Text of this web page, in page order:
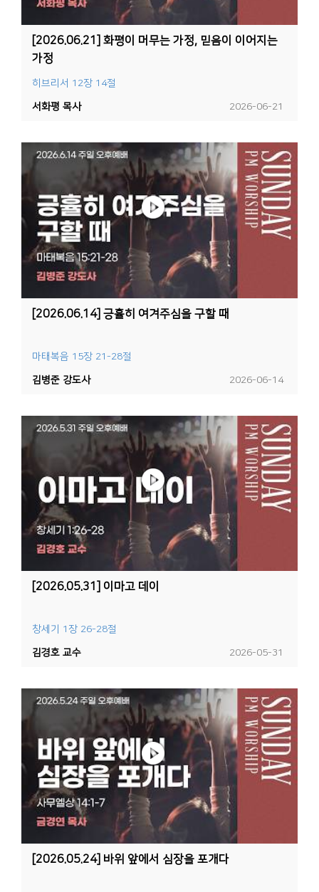
[2026.06.21] 화평이 머무는 가정, 믿음이 이어지는
가정
히브리서 12장 14절
2026-06-21
서화평 목사
[2026.06.14] 긍휼히 여겨주심을 구할 때
마태복음 15장 21-28절
2026-06-14
김병준 강도사
[2026.05.31] 이마고 데이
창세기 1장 26-28절
2026-05-31
김경호 교수
[2026.05.24] 바위 앞에서 심장을 포개다